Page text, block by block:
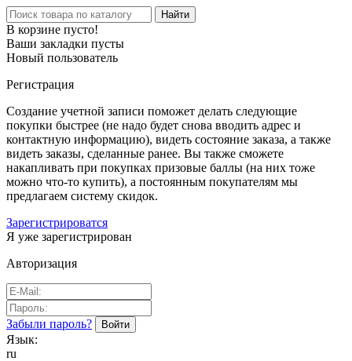
Найти
В корзине пусто!
Ваши закладки пусты
Новый пользователь
Регистрация
Создание учетной записи поможет делать следующие
покупки быстрее (не надо будет снова вводить адрес и
контактную информацию), видеть состояние заказа, а также
видеть заказы, сделанные ранее. Вы также сможете
накапливать при покупках призовые баллы (на них тоже
можно что-то купить), а постоянным покупателям мы
предлагаем систему скидок.
Зарегистрироватся
Я уже зарегистрирован
Авторизация
Забыли пароль?
Язык:
ru